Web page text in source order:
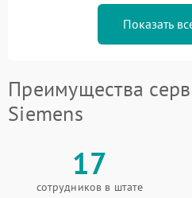
Показать
Преимущества
Siemens
17
сотрудников в штате